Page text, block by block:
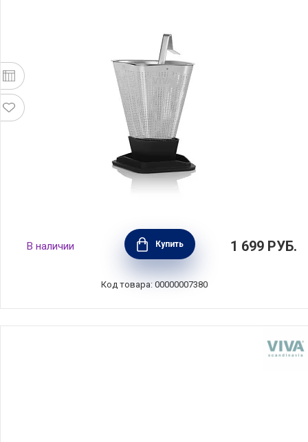
Ситечко для заваривания Infusion, черный,
Viva Scandinavia, V29101
В наличии Купить 1 699 РУБ.
Код товара: 00000007380